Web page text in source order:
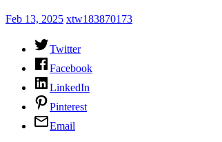
Feb 13, 2025 xtw183870173
Twitter
Facebook
LinkedIn
Pinterest
Email